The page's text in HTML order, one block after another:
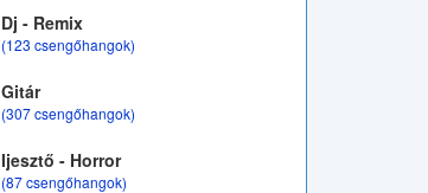
Dj - Remix
(123 csengőhangok)
Gitár
(307 csengőhangok)
Ijesztő - Horror
(87 csengőhangok)